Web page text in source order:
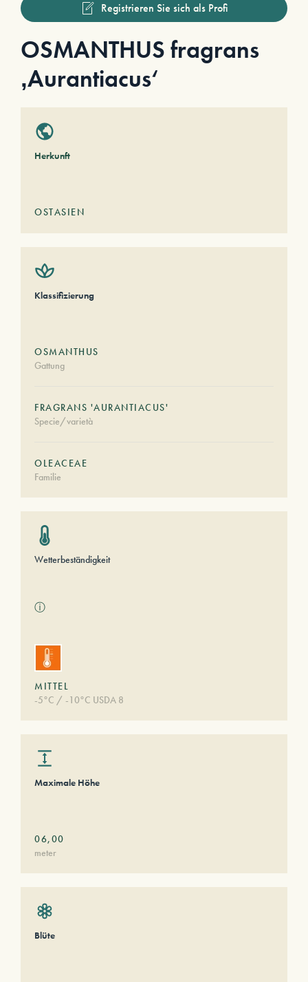
Registrieren Sie sich als Profi
OSMANTHUS fragrans
‚Aurantiacus‘
Herkunft
OSTASIEN
Klassifizierung
OSMANTHUS
Gattung
FRAGRANS 'AURANTIACUS'
Specie/varietà
OLEACEAE
Familie
Wetterbeständigkeit
ⓘ
MITTEL
-5°C / -10°C USDA 8
Maximale Höhe
06,00
meter
Blüte